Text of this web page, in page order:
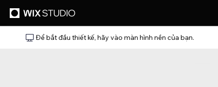
Để bắt đầu thiết kế, hãy vào màn hình nền của bạn.